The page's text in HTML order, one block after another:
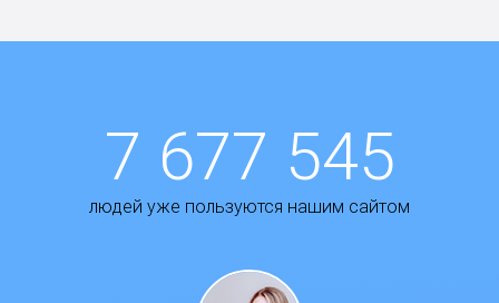
7 677 545
людей уже пользуются нашим сайтом